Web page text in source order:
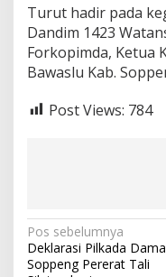
Turut hadir pada
Dandim 1423
Forkopimda, Ketua
Bawaslu Kab.
Post Views: 784
Navigasi
pos
Pos sebelumnya
Deklarasi Pilkada
Soppeng Pererat Tali